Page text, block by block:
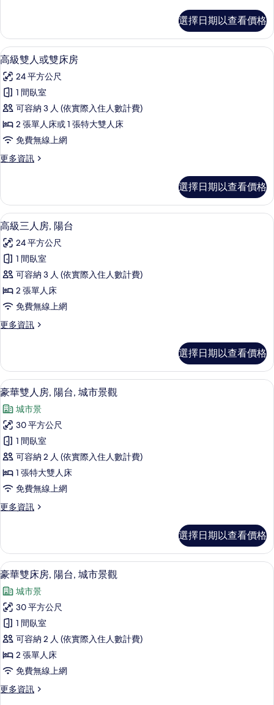
Terrace
的
所
有
相
片
or
Twin
Room
Terrace
的
詳
情
選擇日期以查看價格
顯
示
高
級
雙
人
雙
房
的
所
有
相
片
1 間臥室、埃及棉床單、高級寢具、羽
7
高級雙人或雙床房
24 平方公尺
1 間臥室
可容納 3 人 (依實際入住人數計費)
2 張單人床或 1 張特大雙人床
免費無線上網
更多資訊
更
雙
人
或
床
房
的
詳
情
選擇日期以查看價格
顯
示
高
級
三
人
陽
的
所
有
相
片
高級三人房, 陽台 | 1 間臥室、埃及棉
5
高級三人房, 陽台
24 平方公尺
1 間臥室
可容納 3 人 (依實際入住人數計費)
2 張單人床
免費無線上網
更多資訊
更
三
人
房,
台
的
詳
情
選擇日期以查看價格
顯
示
豪
華
雙
人
房,
台,
市
景
觀
的
所
有
相
片
豪華雙人房, 陽台, 城市景觀 | 1 間臥
5
豪華雙人房, 陽台, 城市景觀
城市景
30 平方公尺
1 間臥室
可容納 2 人 (依實際入住人數計費)
1 張特大雙人床
免費無線上網
更多資訊
更
雙
人
房,
台,
城
市
景
觀
的
詳
情
選擇日期以查看價格
顯
示
豪
華
雙
床
房,
台,
豪華雙床房, 陽台, 城市景觀 | 1 間臥
5
豪華雙床房, 陽台, 城市景觀
城市景
30 平方公尺
1 間臥室
可容納 2 人 (依實際入住人數計費)
2 張單人床
免費無線上網
更多資訊
更